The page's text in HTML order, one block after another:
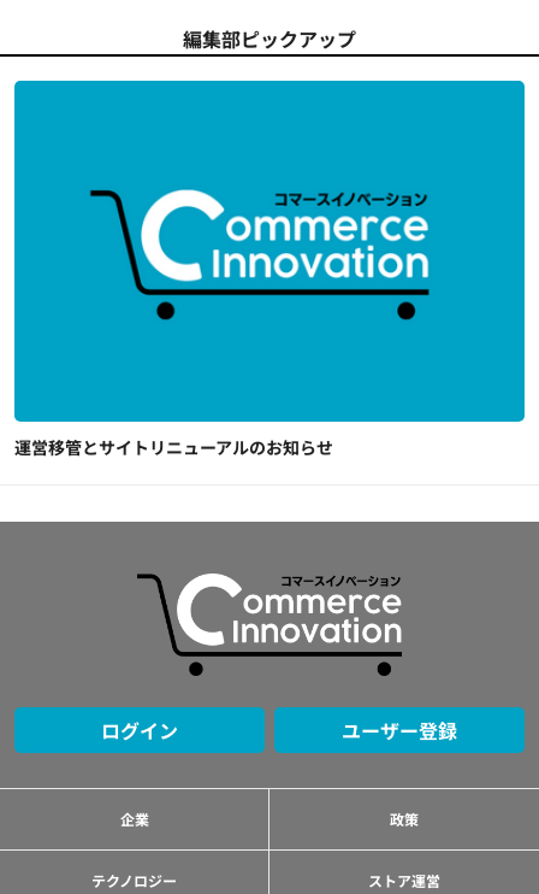
編集部ピックアップ
運営移管とサイトリニューアルのお知らせ
ログイン ユーザー登録
企業 政策
テクノロジー ストア運営